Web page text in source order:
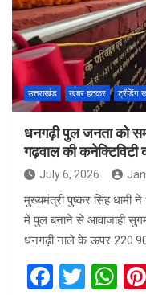
o
k
p
p
उत्तराखंड खबर हटकर ट्रेंडिंग
धनगढ़ी पुल जनता को
गढ़वाल की कनेक्टिविटी
July 6, 2026
मुख्यमंत्री पुष्कर सिंह धामी
में पुल बनाने से आवाजाही सुगम
धनगढ़ी नाले के ऊपर
F
T
W